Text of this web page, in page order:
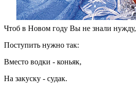
Чтоб в Новом году Вы не знали нужду,
Поступить нужно так:
Вместо водки - коньяк,
На закуску - судак.